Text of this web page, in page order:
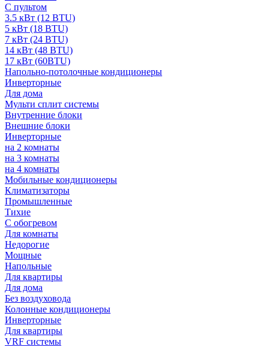
С пультом
3.5 кВт (12 BTU)
5 кВт (18 BTU)
7 кВт (24 BTU)
14 кВт (48 BTU)
17 кВт (60BTU)
Напольно-потолочные кондиционеры
Инверторные
Для дома
Мульти сплит системы
Внутренние блоки
Внешние блоки
Инверторные
на 2 комнаты
на 3 комнаты
на 4 комнаты
Мобильные кондиционеры
Климатизаторы
Промышленные
Тихие
С обогревом
Для комнаты
Недорогие
Мощные
Напольные
Для квартиры
Для дома
Без воздуховода
Колонные кондиционеры
Инверторные
Для квартиры
VRF системы